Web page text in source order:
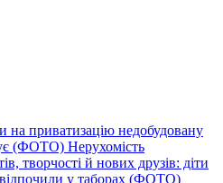
на приватизацію недобудовану
(ФОТО) Нерухомість
творчості й нових друзів: діти
відпочили у таборах (ФОТО)